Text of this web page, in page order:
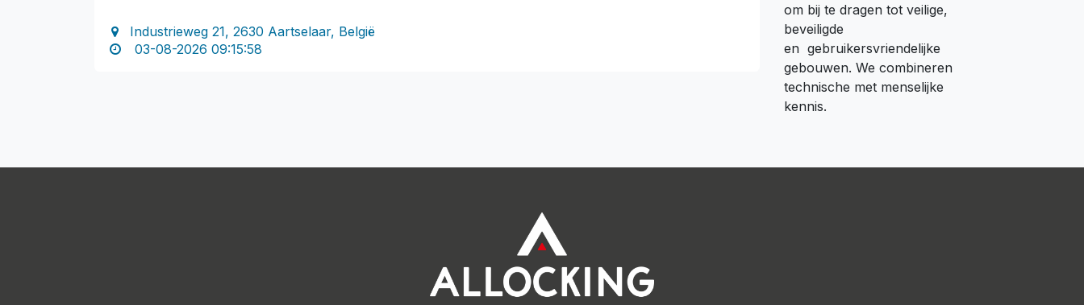
Industrieweg 21, 2630 Aartselaar, België
03-08-2026 09:15:58
om bij te dragen tot veilige,
beveiligde
en gebruikersvriendelijke
gebouwen. We combineren
technische met menselijke
kennis.